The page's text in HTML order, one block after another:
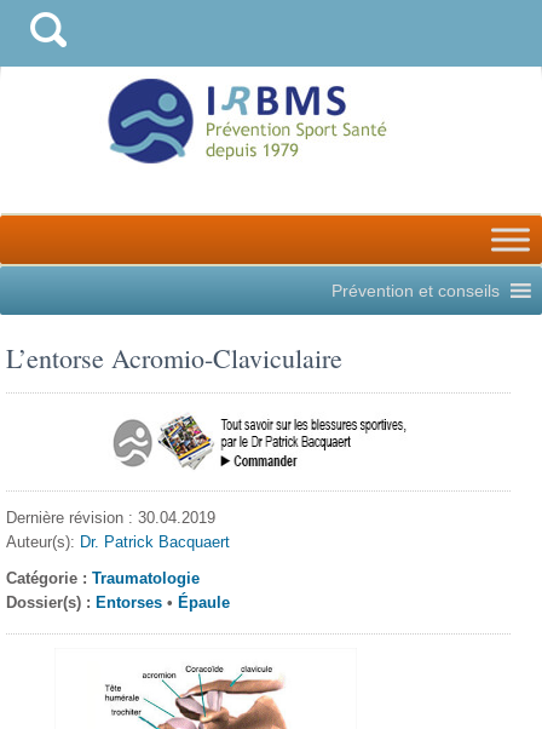
Prévention et conseils
L’entorse Acromio-Claviculaire
Dernière révision : 30.04.2019
Auteur(s): Dr. Patrick Bacquaert
Catégorie :Traumatologie
Dossier(s) : Entorses • Épaule